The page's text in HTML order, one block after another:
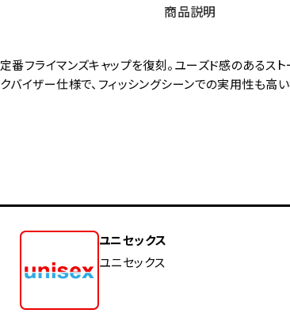
商品説明
定番フライマンズキャップを復刻。ユーズド感のあるス
クバイザー仕様で、フィッシングシーンでの実用性も高
ユニセックス
ユニセックス